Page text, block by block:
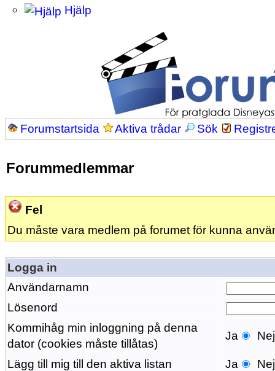
Hjälp
Forumstartsida Aktiva trådar Sök
Forummedlemmar
Fel
Du måste vara medlem på forumet för kunna
Logga in
Användarnamn
Lösenord
Kommihåg min inloggning på denna
dator (cookies måste tillåtas)
Ja Nej
Lägg till mig till den aktiva listan Ja
Nej